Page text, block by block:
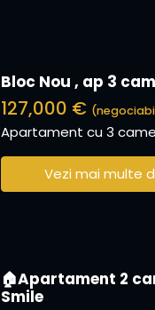
Bloc Nou , ap 3
127,000 €
Apartament cu 3
Vezi mai multe
🏠Apartament 2
Smile